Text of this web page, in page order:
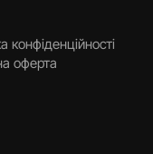
конфіденційності
оферта